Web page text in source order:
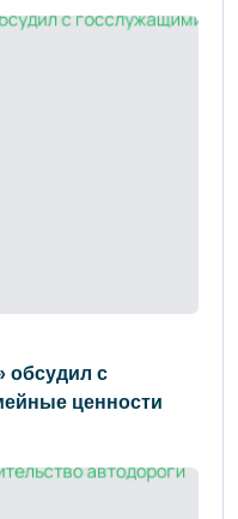
обсудил с
ценности